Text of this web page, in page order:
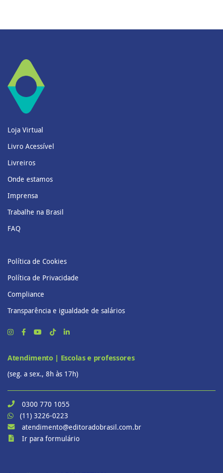
Loja Virtual
Livro Acessível
Livreiros
Onde estamos
Imprensa
Trabalhe na Brasil
FAQ
Política de Cookies
Política de Privacidade
Compliance
Transparência e igualdade de salários
Atendimento | Escolas e professores
(seg. a sex., 8h às 17h)
0300 770 1055
(11) 3226-0223
atendimento@editoradobrasil.com.br
Ir para formulário